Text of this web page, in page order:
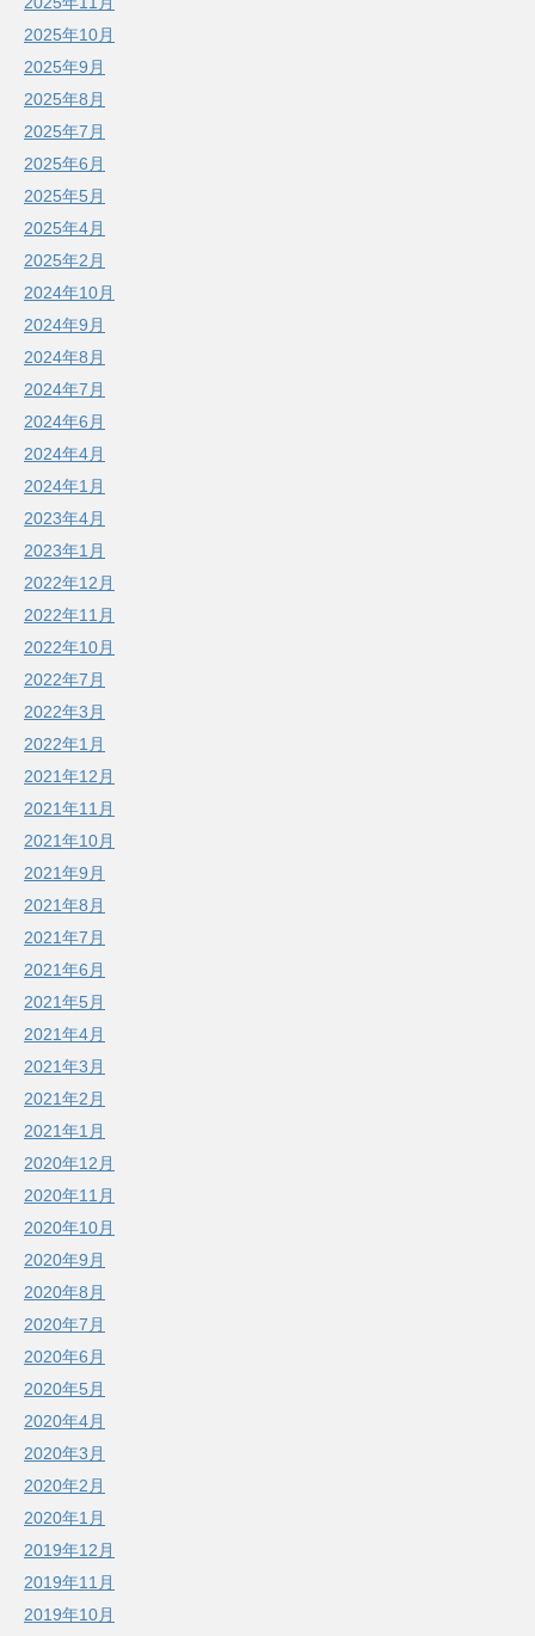
2025年10月
2025年9月
2025年8月
2025年7月
2025年6月
2025年5月
2025年4月
2025年2月
2024年10月
2024年9月
2024年8月
2024年7月
2024年6月
2024年4月
2024年1月
2023年4月
2023年1月
2022年12月
2022年11月
2022年10月
2022年7月
2022年3月
2022年1月
2021年12月
2021年11月
2021年10月
2021年9月
2021年8月
2021年7月
2021年6月
2021年5月
2021年4月
2021年3月
2021年2月
2021年1月
2020年12月
2020年11月
2020年10月
2020年9月
2020年8月
2020年7月
2020年6月
2020年5月
2020年4月
2020年3月
2020年2月
2020年1月
2019年12月
2019年11月
2019年10月